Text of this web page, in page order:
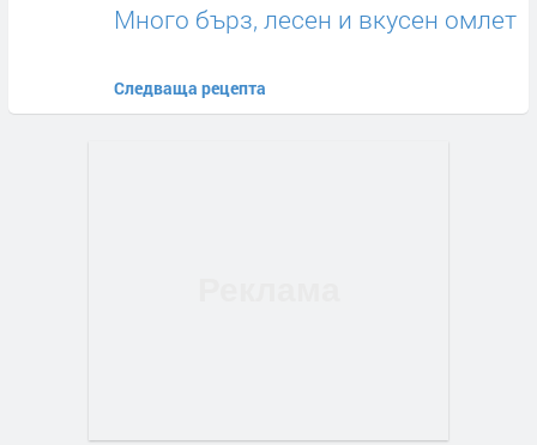
Много бърз, лесен и вкусен омлет
Следваща рецепта